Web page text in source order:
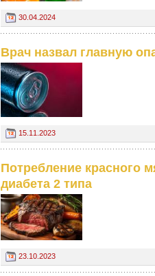
30.04.2024
Врач назвал главную
15.11.2023
Потребление красного
диабета 2 типа
23.10.2023